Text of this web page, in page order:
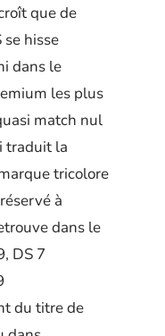
que de
se hisse
dans le
les plus
match nul
traduit la
tricolore
à
dans le
DS 7
du titre de